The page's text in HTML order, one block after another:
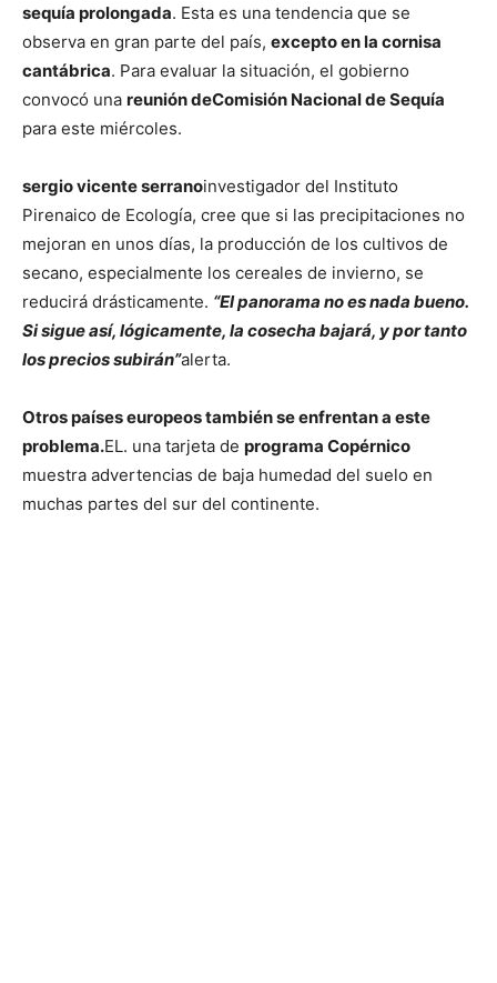
sequía prolongada. Esta es una tendencia que se
observa en gran parte del país, excepto en la cornisa
cantábrica. Para evaluar la situación, el gobierno
convocó una reunión deComisión Nacional de Sequía
para este miércoles.
sergio vicente serranoinvestigador del Instituto
Pirenaico de Ecología, cree que si las precipitaciones no
mejoran en unos días, la producción de los cultivos de
secano, especialmente los cereales de invierno, se
reducirá drásticamente. “El panorama no es nada bueno.
Si sigue así, lógicamente, la cosecha bajará, y por tanto
los precios subirán”alerta.
Otros países europeos también se enfrentan a este
problema.EL. una tarjeta de programa Copérnico
muestra advertencias de baja humedad del suelo en
muchas partes del sur del continente.